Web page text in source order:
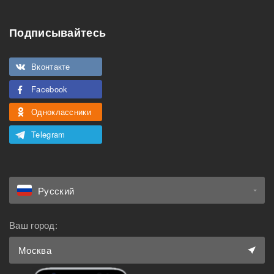
Можно курить
Можно с животными
Подписывайтесь
Вконтакте
Facebook
Одноклассники
Telegram
Русский
Ваш город:
Москва